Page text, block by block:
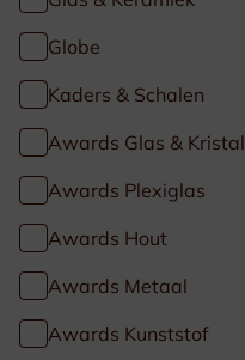
Globe
Kaders & Schalen
Awards Glas & Kristal
Awards Plexiglas
Awards Hout
Awards Metaal
Awards Kunststof